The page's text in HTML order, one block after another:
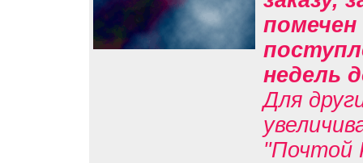
помечен
недель
Для
"Почтой